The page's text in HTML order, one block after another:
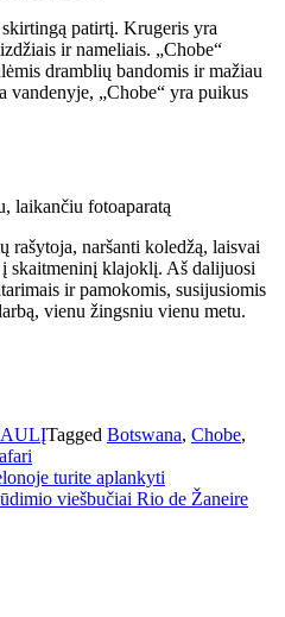
patirtį. Krugeris yra
ir nameliais. „Chobe“
dramblių bandomis ir mažiau
vandenyje, „Chobe“ yra puikus
rašytoja, naršanti koledžą, laisvai
skaitmeninį klajoklį. Aš dalijuosi
ir pamokomis, susijusiomis
vienu žingsniu vienu metu.
Tagged Botswana, Chobe,
turite aplankyti
viešbučiai Rio de Žaneire